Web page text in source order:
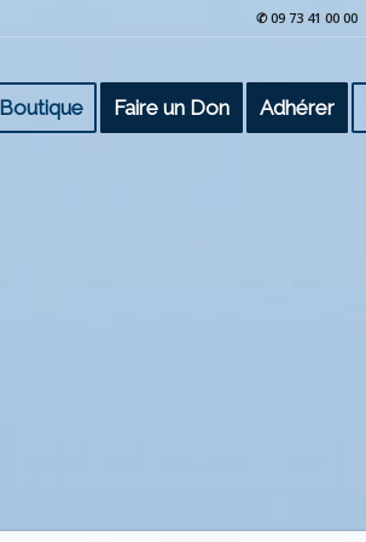
✆ 09 73 41 00 00
Boutique Faire un Don Adhérer